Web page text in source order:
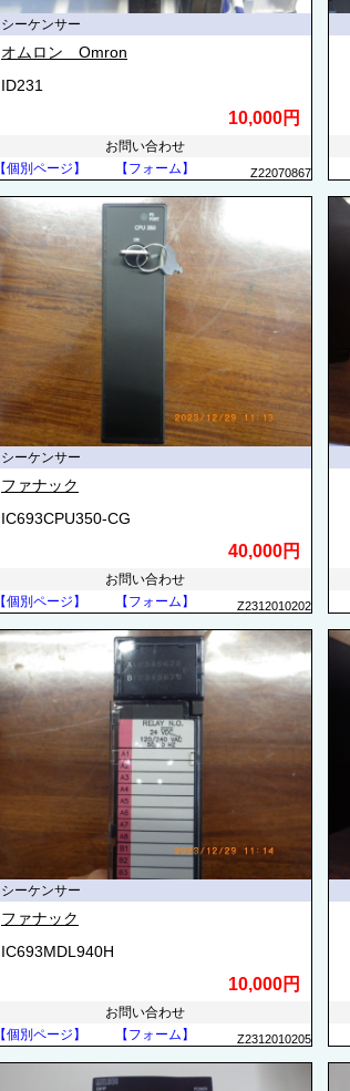
シーケンサー
オムロン Omron
ID231
10,000円
お問い合わせ
【個別ページ】
【フォーム】 Z22070867
シーケンサー
ファナック
IC693CPU350-CG
40,000円
お問い合わせ
【個別ページ】
【フォーム】 Z2312010202
シーケンサー
ファナック
IC693MDL940H
10,000円
お問い合わせ
【個別ページ】
【フォーム】 Z2312010205